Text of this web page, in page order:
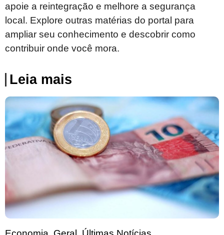
apoie a reintegração e melhore a segurança
local. Explore outras matérias do portal para
ampliar seu conhecimento e descobrir como
contribuir onde você mora.
Leia mais